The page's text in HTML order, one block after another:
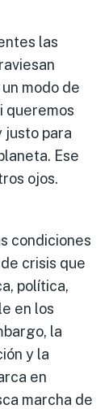
las
modo de
queremos
justo para
Ese
ojos.
condiciones
crisis que
política,
en los
la
y la
en
marcha de